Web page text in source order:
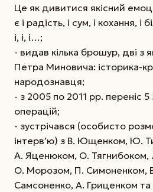
Це як дивитися якісний
є і радість, і сум, і кохання, і
і, і, і…;
- видав кілька брошур, дві з
Петра Миновича: історика-
народознавця;
- з 2005 по 2011 рр. переніс 5
операцій;
- зустрічався (особисто
інтерв’ю) з В. Ющенком, Ю.
А. Яценюком, О. Тягнибоком,
О. Морозом, П. Симоненком,
Самсоненко, А. Гриценком та